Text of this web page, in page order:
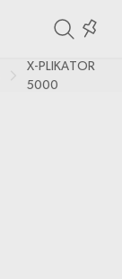
in
X-PLIKATOR
5000